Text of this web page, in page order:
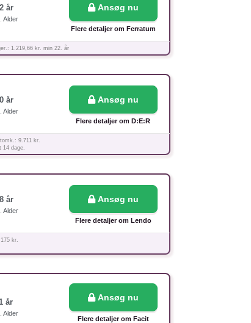
år
Alder
Ansøg nu
Flere detaljer om Ferratum
1.219,66 kr. min 22. år
år
Alder
Ansøg nu
Flere detaljer om D:E:R
9.711 kr.
dage.
år
Alder
Ansøg nu
Flere detaljer om Lendo
kr.
år
Alder
Ansøg nu
Flere detaljer om Facit